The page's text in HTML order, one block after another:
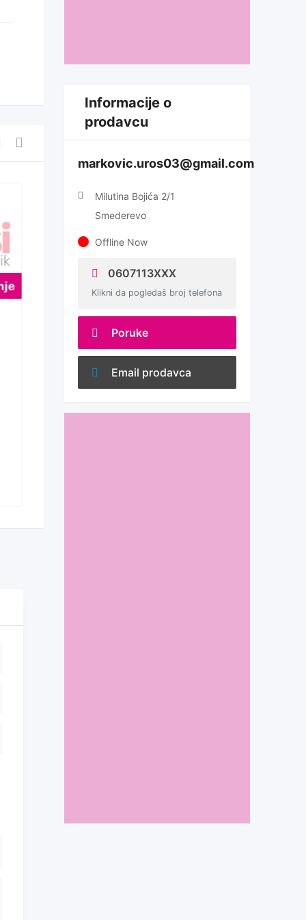
Za Iznajmljivanje
Izdajem stan popularno
2 године pre
846 Pogledano
Informacije o
prodavcu
markovic.uros03@gmail.com
Milutina Bojića 2/1
Smederevo
Offline Now
0607113XXX
Klikni da pogledaš broj telefona
Poruke
Email prodavca